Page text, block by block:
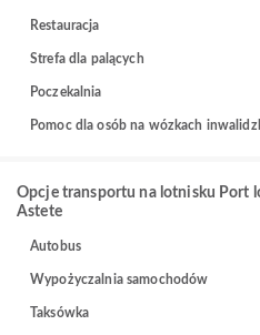
Restauracja
Strefa dla palących
Poczekalnia
Pomoc dla osób na wózkach
Opcje transportu na lotnisku Port
Astete
Autobus
Wypożyczalnia samochodów
Taksówka